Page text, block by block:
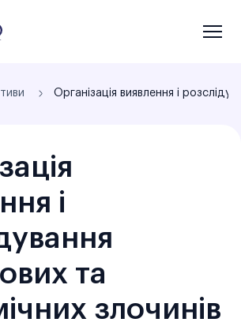
і
та
злочинів